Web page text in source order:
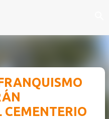
principal
CEMENTERIO